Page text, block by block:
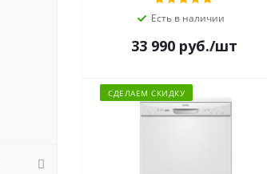
Есть в наличии
33 990 руб./шт
СДЕЛАЕМ СКИДКУ